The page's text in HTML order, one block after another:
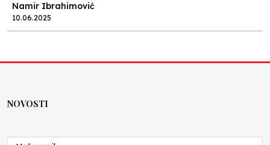
Namir Ibrahimović
10.06.2025
Nenad Veličković
NOVOSTI